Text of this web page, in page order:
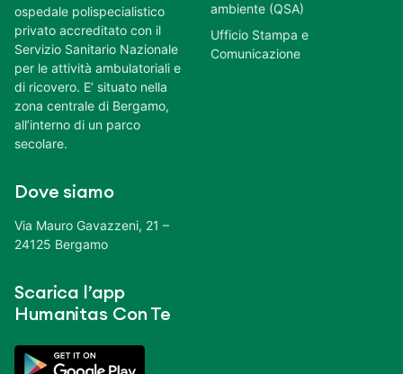
ospedale polispecialistico
privato accreditato con il
Servizio Sanitario Nazionale
per le attività ambulatoriali e
di ricovero. E’ situato nella
zona centrale di Bergamo,
all’interno di un parco
secolare.
Dove siamo
Via Mauro Gavazzeni, 21 –
24125 Bergamo
Scarica l’app
Humanitas Con Te
ambiente (QSA)
Ufficio Stampa e
Comunicazione